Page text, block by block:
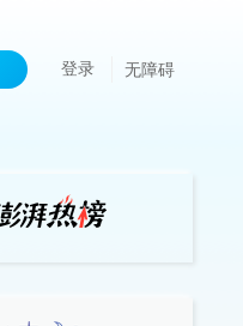
登录 无障碍